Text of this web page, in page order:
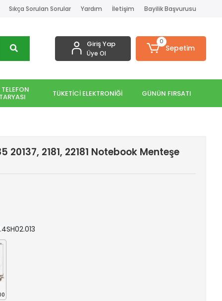
Sıkça Sorulan Sorular Yardım İletişim Bayilik Başvurusu
Giriş Yap
Üye Ol
0
Sepetim
TÜKETİCİ ELEKTRONİĞİ GÜNÜN FIRSATI
20137, 2181, 22181 Notebook Menteşe